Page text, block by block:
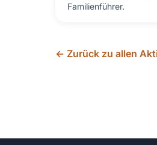
Familienführer.
← Zurück zu allen